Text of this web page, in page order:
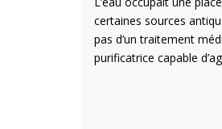
certaines sources
pas d’un traitement
purificatrice capable